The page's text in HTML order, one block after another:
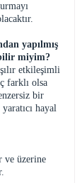
yapılmış
miyim?
etkileşimli
farklı olsa
bir
hayal
ve üzerine